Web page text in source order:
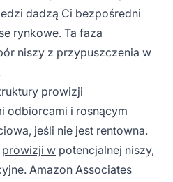
dadzą Ci bezpośredni
rynkowe. Ta faza
niszy z przypuszczenia w
prowizji
odbiorcami i rosnącym
jeśli nie jest rentowna.
prowizji w potencjalnej niszy,
Amazon Associates